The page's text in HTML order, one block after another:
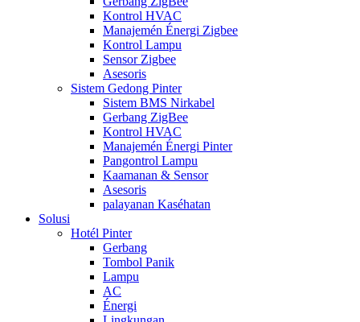
Kontrol HVAC
Manajemén Énergi Zigbee
Kontrol Lampu
Sensor Zigbee
Asesoris
Sistem Gedong Pinter
Sistem BMS Nirkabel
Gerbang ZigBee
Kontrol HVAC
Manajemén Énergi Pinter
Pangontrol Lampu
Kaamanan & Sensor
Asesoris
palayanan Kaséhatan
Solusi
Hotél Pinter
Gerbang
Tombol Panik
Lampu
AC
Énergi